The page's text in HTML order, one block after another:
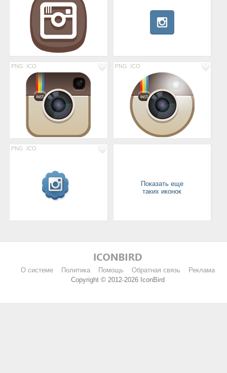
PNG ICO PNG ICO
PNG ICO
Показать еще
таких иконок
О системе Политика Помощь Обратная связь
Реклама
Copyright © 2012-2026 IconBird